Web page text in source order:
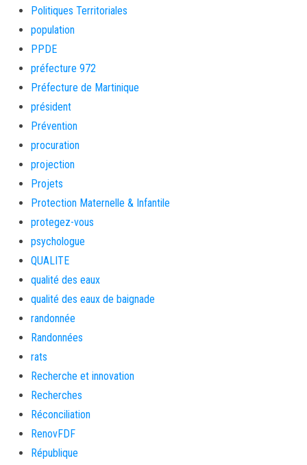
Politiques Territoriales
population
PPDE
préfecture 972
Préfecture de Martinique
président
Prévention
procuration
projection
Projets
Protection Maternelle & Infantile
protegez-vous
psychologue
QUALITE
qualité des eaux
qualité des eaux de baignade
randonnée
Randonnées
rats
Recherche et innovation
Recherches
Réconciliation
RenovFDF
République